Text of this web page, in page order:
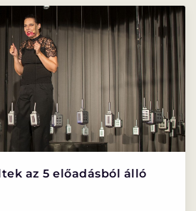
az 5 előadásból álló